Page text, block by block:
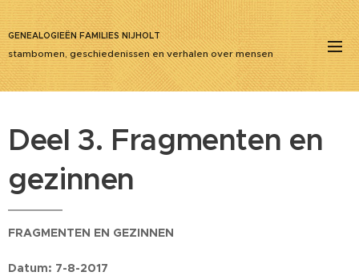
GENEALOGIEËN FAMILIES NIJHOLT
stambomen, geschiedenissen en verhalen over mensen
Deel 3. Fragmenten en
gezinnen
FRAGMENTEN EN GEZINNEN
Datum: 7-8-2017